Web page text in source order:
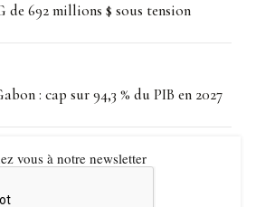
de 692 millions $ sous tension
: cap sur 94,3 % du PIB en 2027
vous à notre newsletter